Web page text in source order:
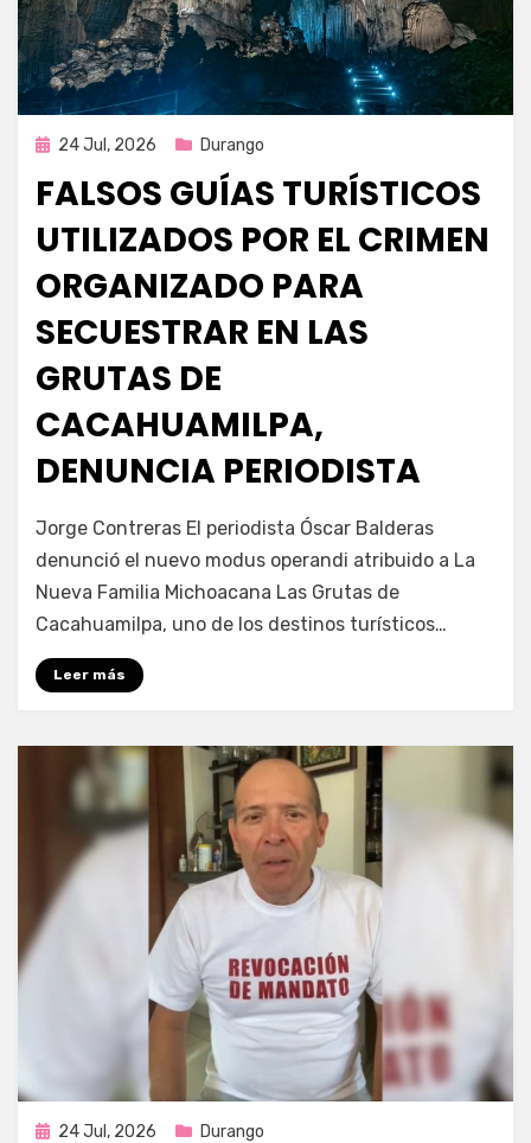
Publicada
24 Jul, 2026 Durango
FALSOS GUÍAS TURÍSTICOS
UTILIZADOS POR EL CRIMEN
ORGANIZADO PARA
SECUESTRAR EN LAS
GRUTAS DE
CACAHUAMILPA,
DENUNCIA PERIODISTA
Fernando Miranda Servín
Jorge Contreras El periodista Óscar Balderas
denunció el nuevo modus operandi atribuido a La
Nueva Familia Michoacana Las Grutas de
Cacahuamilpa, uno de los destinos turísticos…
Leer más
Publicada
24 Jul, 2026 Durango